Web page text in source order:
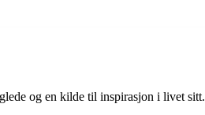
og en kilde til inspirasjon i livet sitt.